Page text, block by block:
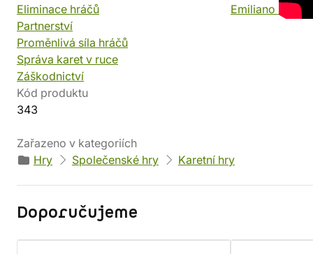
Eliminace hráčů
Partnerství
Proměnlivá síla hráčů
Správa karet v ruce
Záškodnictví
Emiliano Sciarra
Kód produktu
343
Zařazeno v kategoriích
Hry
Společenské hry Karetní hry
Doporučujeme